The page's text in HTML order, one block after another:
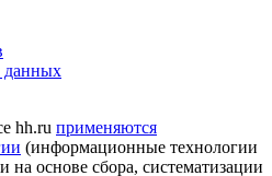
данных
hh.ru применяются
(информационные технологии
на основе сбора, систематизации